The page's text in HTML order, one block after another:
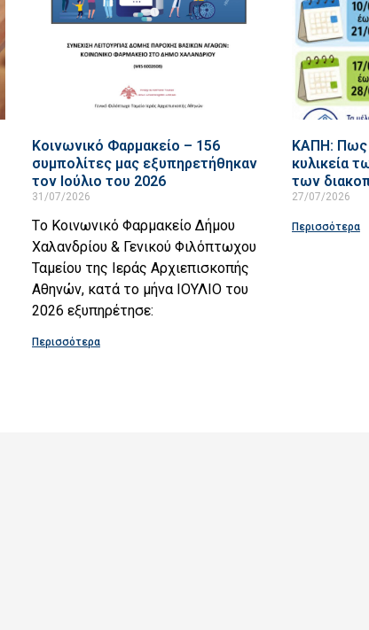
Κοινωνικό Φαρμακείο – 156
συμπολίτες μας εξυπηρετήθηκαν
τον Ιούλιο του 2026
31/07/2026
Tο Κοινωνικό Φαρμακείο Δήμου
Χαλανδρίου & Γενικού Φιλόπτωχου
Ταμείου της Ιεράς Αρχιεπισκοπής
Αθηνών, κατά το μήνα ΙΟΥΛΙΟ του
2026 εξυπηρέτησε:
Περισσότερα
ΚΑΠΗ: Πως
κυλικεία
των
27/07/2026
Περισσότερα